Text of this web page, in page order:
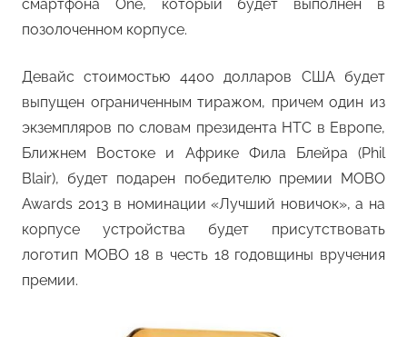
смартфона One, который будет выполнен в
позолоченном корпусе.
Девайс стоимостью 4400 долларов США будет
выпущен ограниченным тиражом, причем один из
экземпляров по словам президента HTC в Европе,
Ближнем Востоке и Африке Фила Блейра (Phil
Blair), будет подарен победителю премии MOBO
Awards 2013 в номинации «Лучший новичок», а на
корпусе устройства будет присутствовать
логотип MOBO 18 в честь 18 годовщины вручения
премии.